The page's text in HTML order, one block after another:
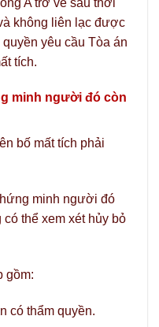
không liên lạc được
yêu cầu Tòa án
tích.
minh người đó còn
bố mất tích phải
minh người đó
thể xem xét hủy bỏ
gồm:
có thẩm quyền.